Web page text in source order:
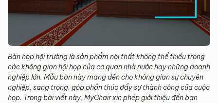
Bàn họp hội trường là sản phẩm nội thất không thể thiếu trong
các không gian hội họp của cơ quan nhà nước hay những doanh
nghiệp lớn. Mẫu bàn này mang đến cho không gian sự chuyên
nghiệp, sang trọng, góp phần thúc đẩy sự thành công của cuộc
họp. Trong bài viết này, MyChair xin phép giới thiệu đến bạn